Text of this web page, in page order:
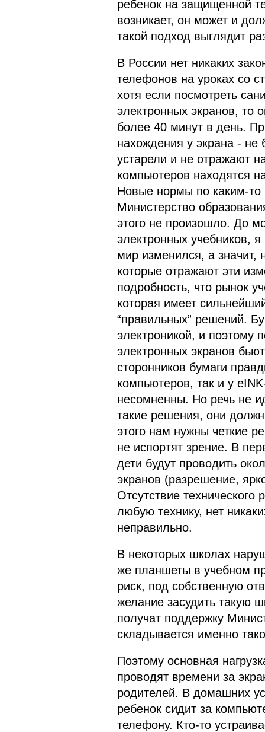
ребенок на защищенной
возникает, он может и
такой подход выглядит
В России нет никаких
телефонов на уроках со
хотя если посмотреть
электронных экранов, то
более 40 минут в день.
нахождения у экрана -
устарели и не отражают
компьютеров находятся
Новые нормы по каким-то
Министерство
этого не произошло. До
электронных учебников,
мир изменился, а
которые отражают эти
подробность, что рынок
которая имеет
“правильных” решений.
электроникой, и поэтому
электронных экранов
сторонников бумаги
компьютеров, так и у
несомненны. Но речь не
такие решения, они
этого нам нужны четкие
не испортят зрение. В
дети будут проводить
экранов (разрешение,
Отсутствие
любую технику, нет
неправильно.
В некоторых школах
же планшеты в учебном
риск, под собственную
желание засудить такую
получат поддержку
складывается именно
Поэтому основная
проводят времени за
родителей. В домашних
ребенок сидит за
телефону. Кто-то